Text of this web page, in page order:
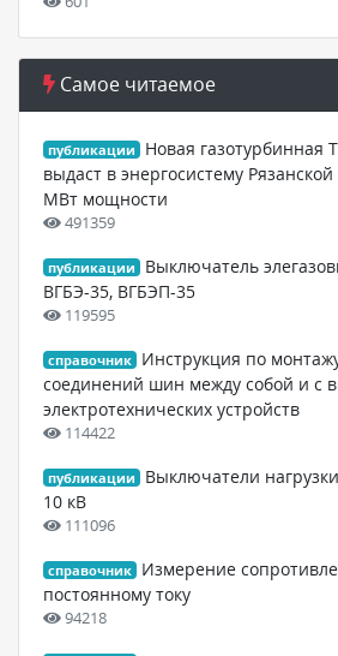
Самое читаемое
публикации
Новая газотурбинная
выдаст в энергосистему
МВт мощности
491359
публикации
Выключатель
ВГБЭ-35, ВГБЭП-35
119595
справочник
Инструкция по
соединений шин между собой и с
электротехнических устройств
114422
публикации
Выключатели
10 кВ
111096
справочник
Измерение
постоянному току
94218